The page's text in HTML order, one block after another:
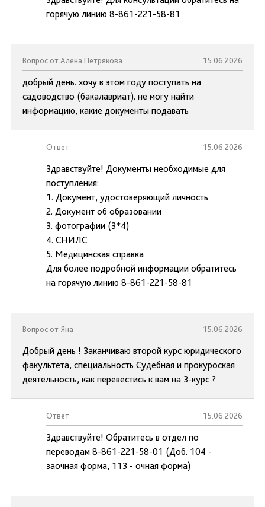
горячую линию 8-861-221-58-81
Вопрос от Алёна Петрякова 15.06.2026
добрый день. хочу в этом году поступать на
садоводство (бакалавриат). не могу найти
информацию, какие документы подавать
Ответ: 15.06.2026
Здравствуйте! Документы необходимые для
поступления:
1. Документ, удостоверяющий личность
2. Документ об образовании
3. фотографии (3*4)
4. СНИЛС
5. Медицинская справка
Для более подробной информации обратитесь
на горячую линию 8-861-221-58-81
Вопрос от Яна 15.06.2026
Добрый день ! Заканчиваю второй курс юридического
факультета, специальность Судебная и прокуроская
деятельность, как перевестись к вам на 3-курс ?
Ответ: 15.06.2026
Здравствуйте! Обратитесь в отдел по
переводам 8-861-221-58-01 (Доб. 104 -
заочная форма, 113 - очная форма)